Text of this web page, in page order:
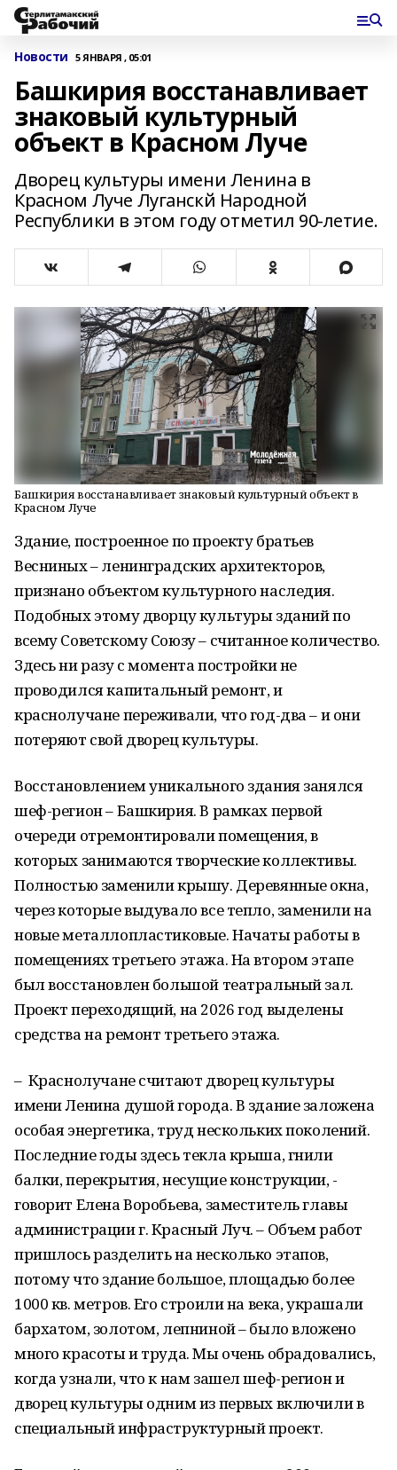
Новости 5 ЯНВАРЯ , 05:01
Башкирия восстанавливает
знаковый культурный
объект в Красном Луче
Дворец культуры имени Ленина в
Красном Луче Луганскй Народной
Республики в этом году отметил 90-летие.
Башкирия восстанавливает знаковый культурный объект в
Красном Луче
Здание, построенное по проекту братьев
Весниных – ленинградских архитекторов,
признано объектом культурного наследия.
Подобных этому дворцу культуры зданий по
всему Советскому Союзу – считанное количество.
Здесь ни разу с момента постройки не
проводился капитальный ремонт, и
краснолучане переживали, что год-два – и они
потеряют свой дворец культуры.
Восстановлением уникального здания занялся
шеф-регион – Башкирия. В рамках первой
очереди отремонтировали помещения, в
которых занимаются творческие коллективы.
Полностью заменили крышу. Деревянные окна,
через которые выдувало все тепло, заменили на
новые металлопластиковые. Начаты работы в
помещениях третьего этажа. На втором этапе
был восстановлен большой театральный зал.
Проект переходящий, на 2026 год выделены
средства на ремонт третьего этажа.
– Краснолучане считают дворец культуры
имени Ленина душой города. В здание заложена
особая энергетика, труд нескольких поколений.
Последние годы здесь текла крыша, гнили
балки, перекрытия, несущие конструкции, -
говорит Елена Воробьева, заместитель главы
администрации г. Красный Луч. – Объем работ
пришлось разделить на несколько этапов,
потому что здание большое, площадью более
1000 кв. метров. Его строили на века, украшали
бархатом, золотом, лепниной – было вложено
много красоты и труда. Мы очень обрадовались,
когда узнали, что к нам зашел шеф-регион и
дворец культуры одним из первых включили в
специальный инфраструктурный проект.